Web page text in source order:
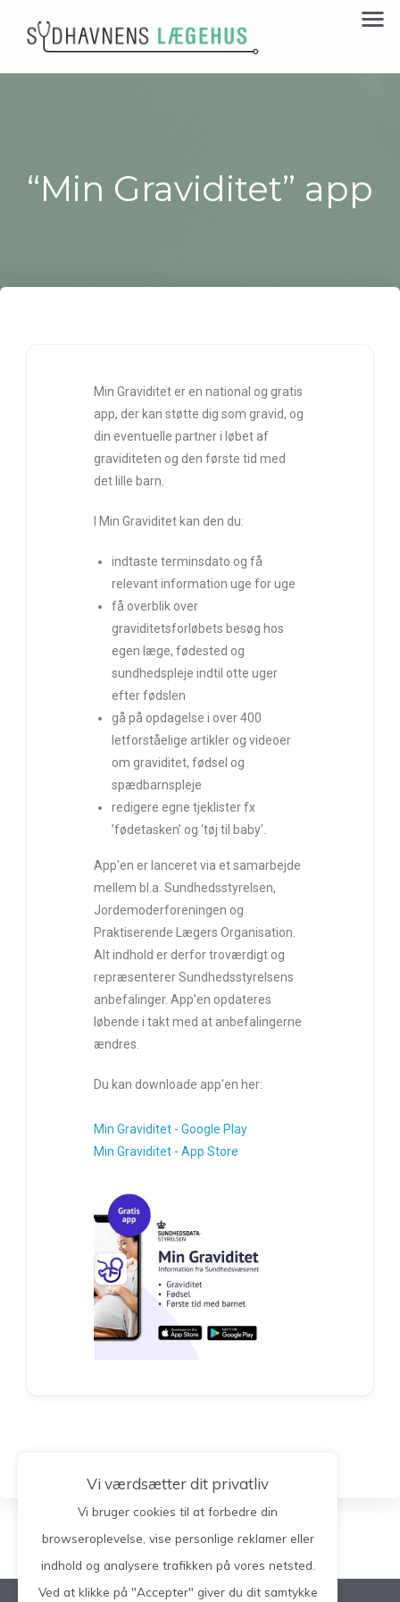
“Min Graviditet” app
Min Graviditet er en national og gratis
app, der kan støtte dig som gravid, og
din eventuelle partner i løbet af
graviditeten og den første tid med
det lille barn.
I Min Graviditet kan den du:
indtaste terminsdato og få
relevant information uge for uge
få overblik over
graviditetsforløbets besøg hos
egen læge, fødested og
sundhedspleje indtil otte uger
efter fødslen
gå på opdagelse i over 400
letforståelige artikler og videoer
om graviditet, fødsel og
spædbarnspleje
redigere egne tjeklister fx
’fødetasken’ og ‘tøj til baby’.
App'en er lanceret via et samarbejde
mellem bl.a. Sundhedsstyrelsen,
Jordemoderforeningen og
Praktiserende Lægers Organisation.
Alt indhold er derfor troværdigt og
repræsenterer Sundhedsstyrelsens
anbefalinger. App'en opdateres
løbende i takt med at anbefalingerne
ændres.
Du kan downloade app'en her:
Min Graviditet - Google Play
Min Graviditet - App Store
Vi værdsætter dit privatliv
Vi bruger cookies til at forbedre din
browseroplevelse, vise personlige reklamer eller
indhold og analysere trafikken på vores netsted.
Ved at klikke på "Accepter" giver du dit samtykke